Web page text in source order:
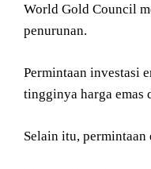
World Gold Council
penurunan.
Permintaan investasi
tingginya harga emas
Selain itu,